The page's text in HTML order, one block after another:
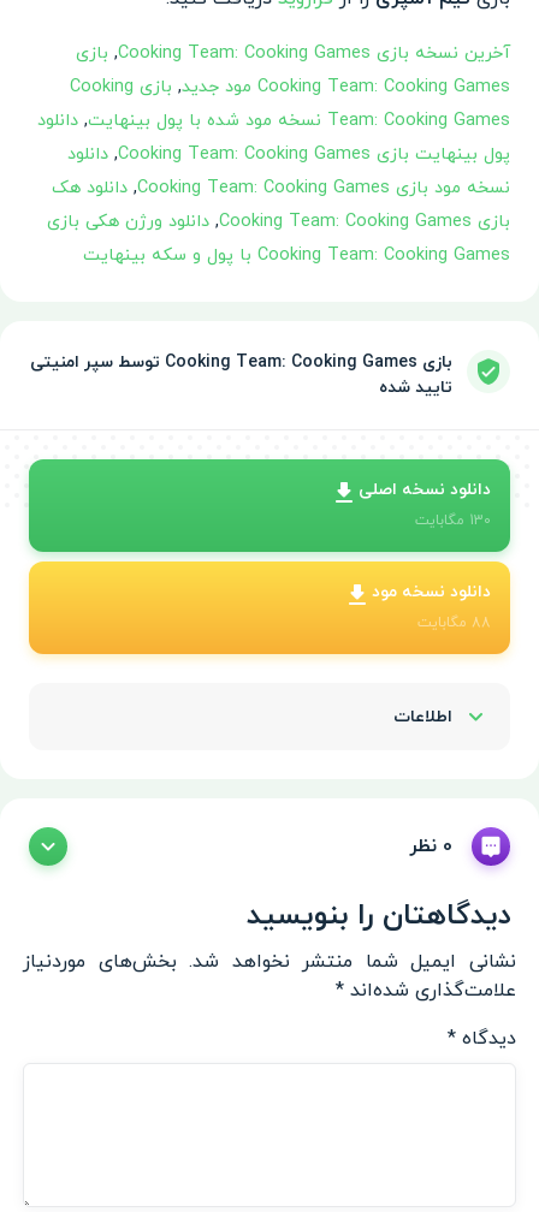
آخرین نسخه بازی Cooking Team: Cooking Games , بازی
Cooking Team: Cooking Games مود جدید
,
بازی Cooking
Team: Cooking Games نسخه مود شده با پول بینهایت
, دانلود
پول بینهایت بازی Cooking Team: Cooking Games
, دانلود
نسخه مود بازی Cooking Team: Cooking Games
, دانلود هک
بازی Cooking Team: Cooking Games
, دانلود ورژن هکی بازی
Cooking Team: Cooking Games با پول و سکه بینهایت
بازی Cooking Team: Cooking Games توسط سپر امنیتی
تایید شده
دانلود نسخه اصلی
130 مگابایت
دانلود نسخه مود
88 مگابایت
اطلاعات
0 نظر
دیدگاهتان را بنویسید
نشانی ایمیل شما منتشر نخواهد شد. بخش‌های موردنیاز
علامت‌گذاری شده‌اند *
دیدگاه *